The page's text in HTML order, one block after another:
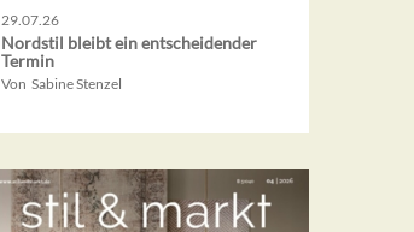
29.07.26
Nordstil bleibt ein entscheidender
Termin
Von Sabine Stenzel